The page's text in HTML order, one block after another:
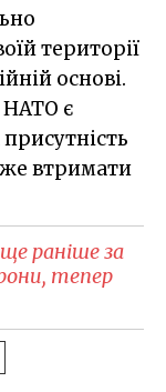
території
основі.
НАТО є
втримати
раніше за
тепер